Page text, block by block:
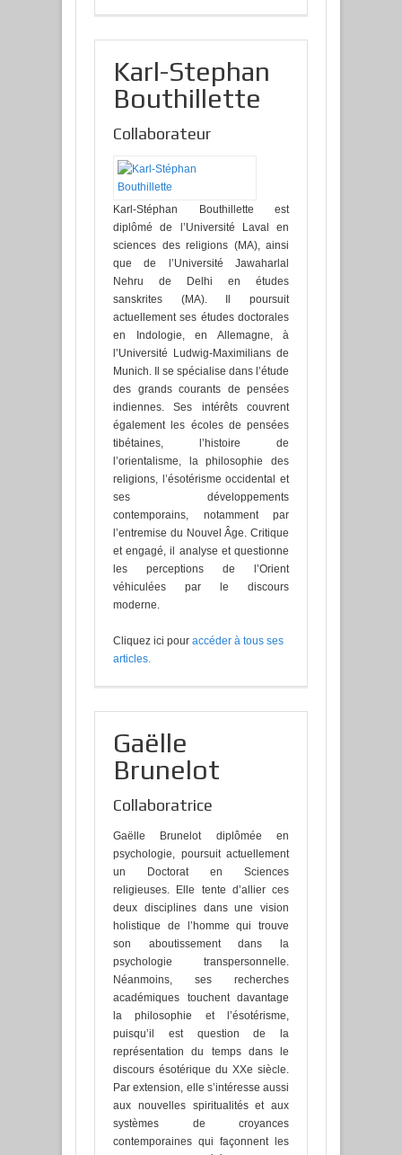
Karl-Stephan
Bouthillette
Collaborateur
Karl-Stéphan Bouthillette est
diplômé de l’Université Laval en
sciences des religions (MA), ainsi
que de l’Université Jawaharlal
Nehru de Delhi en études
sanskrites (MA). Il poursuit
actuellement ses études doctorales
en Indologie, en Allemagne, à
l’Université Ludwig-Maximilians de
Munich. Il se spécialise dans l’étude
des grands courants de pensées
indiennes. Ses intérêts couvrent
également les écoles de pensées
tibétaines, l’histoire de
l’orientalisme, la philosophie des
religions, l’ésotérisme occidental et
ses développements
contemporains, notamment par
l’entremise du Nouvel Âge. Critique
et engagé, il analyse et questionne
les perceptions de l’Orient
véhiculées par le discours
moderne.
Cliquez ici pour accéder à tous ses
articles.
Gaëlle
Brunelot
Collaboratrice
Gaëlle Brunelot diplômée en
psychologie, poursuit actuellement
un Doctorat en Sciences
religieuses. Elle tente d’allier ces
deux disciplines dans une vision
holistique de l’homme qui trouve
son aboutissement dans la
psychologie transpersonnelle.
Néanmoins, ses recherches
académiques touchent davantage
la philosophie et l’ésotérisme,
puisqu’il est question de la
représentation du temps dans le
discours ésotérique du XXe siècle.
Par extension, elle s’intéresse aussi
aux nouvelles spiritualités et aux
systèmes de croyances
contemporaines qui façonnent les